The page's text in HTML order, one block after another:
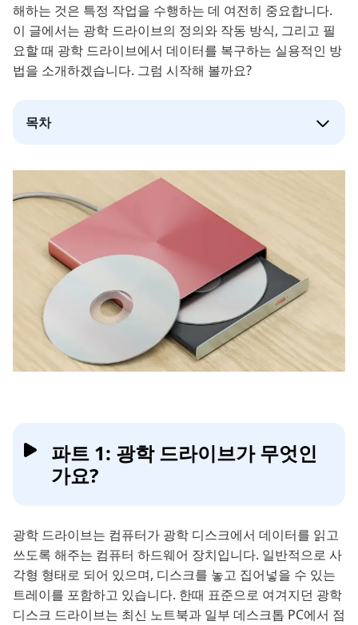
해하는 것은 특정 작업을 수행하는 데 여전히 중요합니다.
이 글에서는 광학 드라이브의 정의와 작동 방식, 그리고 필
요할 때 광학 드라이브에서 데이터를 복구하는 실용적인 방
법을 소개하겠습니다. 그럼 시작해 볼까요?
목차
파트 1: 광학 드라이브가 무엇인
가요?
광학 드라이브는 컴퓨터가 광학 디스크에서 데이터를 읽고
쓰도록 해주는 컴퓨터 하드웨어 장치입니다. 일반적으로 사
각형 형태로 되어 있으며, 디스크를 놓고 집어넣을 수 있는
트레이를 포함하고 있습니다. 한때 표준으로 여겨지던 광학
디스크 드라이브는 최신 노트북과 일부 데스크톱 PC에서 점